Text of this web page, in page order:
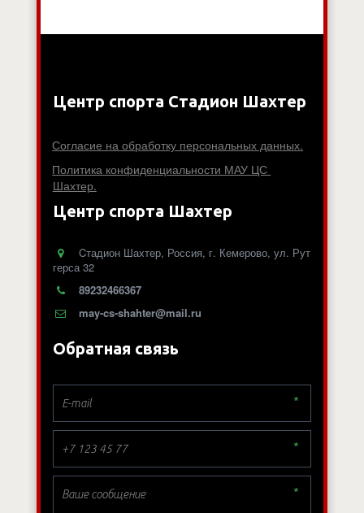
Центр спорта Стадион Шахтер
Согласие на обработку персональных данных.
Политика конфиденциальности МАУ ЦС
Шахтер.
Центр спорта Шахтер
Cтадион Шахтер, Россия, г. Кемерово, ул. Рут
герса 32
89232466367
may-cs-shahter@mail.ru
Обратная связь
*
*
*